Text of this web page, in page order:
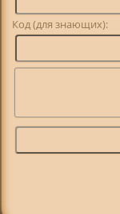
Код (для знающих):